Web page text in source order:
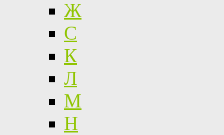
Ж
С
К
Л
М
Н